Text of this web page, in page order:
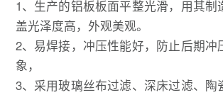
1、生产的铝板板面平整光滑，用其制
盖光泽度高，外观美观。
2、易焊接，冲压性能好，防止后期冲
象，
3、采用玻璃丝布过滤、深床过滤、陶